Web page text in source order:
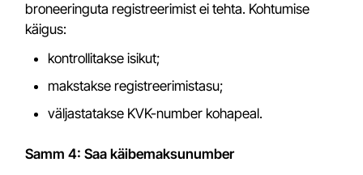
broneeringuta registreerimist ei tehta. Kohtumise
käigus:
kontrollitakse isikut;
makstakse registreerimistasu;
väljastatakse KVK-number kohapeal.
Samm 4: Saa käibemaksunumber